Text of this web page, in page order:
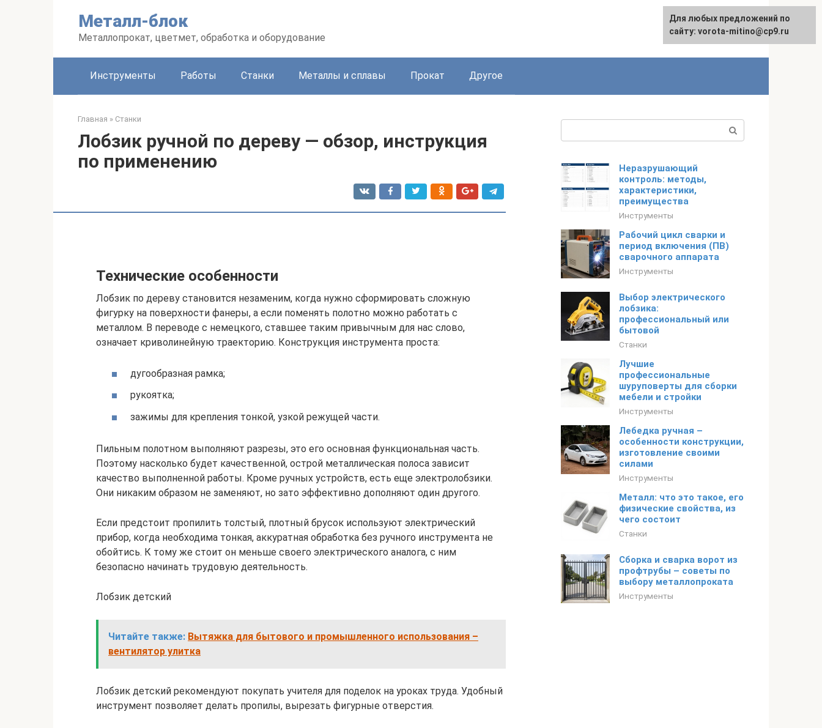
Металл-блок
Металлопрокат, цветмет, обработка и оборудование
Инструменты Работы Станки Металлы и сплавы Прокат Другое
Главная » Станки
Лобзик ручной по дереву — обзор, инструкция
по применению
Технические особенности
Лобзик по дереву становится незаменим, когда нужно сформировать сложную
фигурку на поверхности фанеры, а если поменять полотно можно работать с
металлом. В переводе с немецкого, ставшее таким привычным для нас слово,
означает криволинейную траекторию. Конструкция инструмента проста:
дугообразная рамка;
рукоятка;
зажимы для крепления тонкой, узкой режущей части.
Пильным полотном выполняют разрезы, это его основная функциональная часть.
Поэтому насколько будет качественной, острой металлическая полоса зависит
качество выполненной работы. Кроме ручных устройств, есть еще электролобзики.
Они никаким образом не заменяют, но зато эффективно дополняют один другого.
Если предстоит пропилить толстый, плотный брусок используют электрический
прибор, когда необходима тонкая, аккуратная обработка без ручного инструмента не
обойтись. К тому же стоит он меньше своего электрического аналога, с ним
безопасно начинать трудовую деятельность.
Лобзик детский
Читайте также: Вытяжка для бытового и промышленного использования –
вентилятор улитка
Лобзик детский рекомендуют покупать учителя для поделок на уроках труда. Удобный
инструмент позволяет делать пропилы, вырезать фигурные отверстия.
Неразрушающий
контроль: методы,
характеристики,
преимущества
Инструменты
Рабочий цикл сварки и
период включения (ПВ)
сварочного аппарата
Инструменты
Выбор электрического
лобзика:
профессиональный или
бытовой
Станки
Лучшие
профессиональные
шуруповерты для сборки
мебели и стройки
Инструменты
Лебедка ручная –
особенности конструкции,
изготовление своими
силами
Инструменты
Металл: что это такое, его
физические свойства, из
чего состоит
Станки
Сборка и сварка ворот из
профтрубы – советы по
выбору металлопроката
Инструменты
Для любых предложений по
сайту: vorota-mitino@cp9.ru